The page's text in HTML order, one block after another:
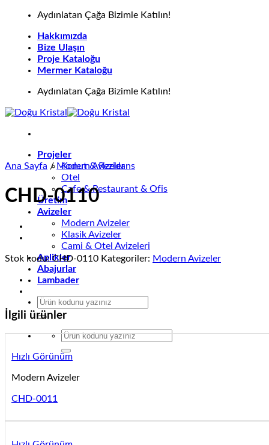
İçeriğe
Aydınlatan Çağa Bizimle Katılın!
Hakkımızda
Bize Ulaşın
Proje Kataloğu
Mermer Kataloğu
Aydınlatan Çağa Bizimle Katılın!
Projeler
Konut & Rezidans
Otel
Cafe & Restaurant & Ofis
Üretim
Avizeler
Modern Avizeler
Klasik Avizeler
Cami & Otel Avizeleri
Aplikler
Abajurlar
Lambader
Ara:
Ara:
Ana Sayfa / Modern Avizeler
CHD-0110
Stok kodu:CHD-0110 Kategoriler: Modern Avizeler
İlgili ürünler
Hızlı Görünüm
Modern Avizeler
CHD-0011